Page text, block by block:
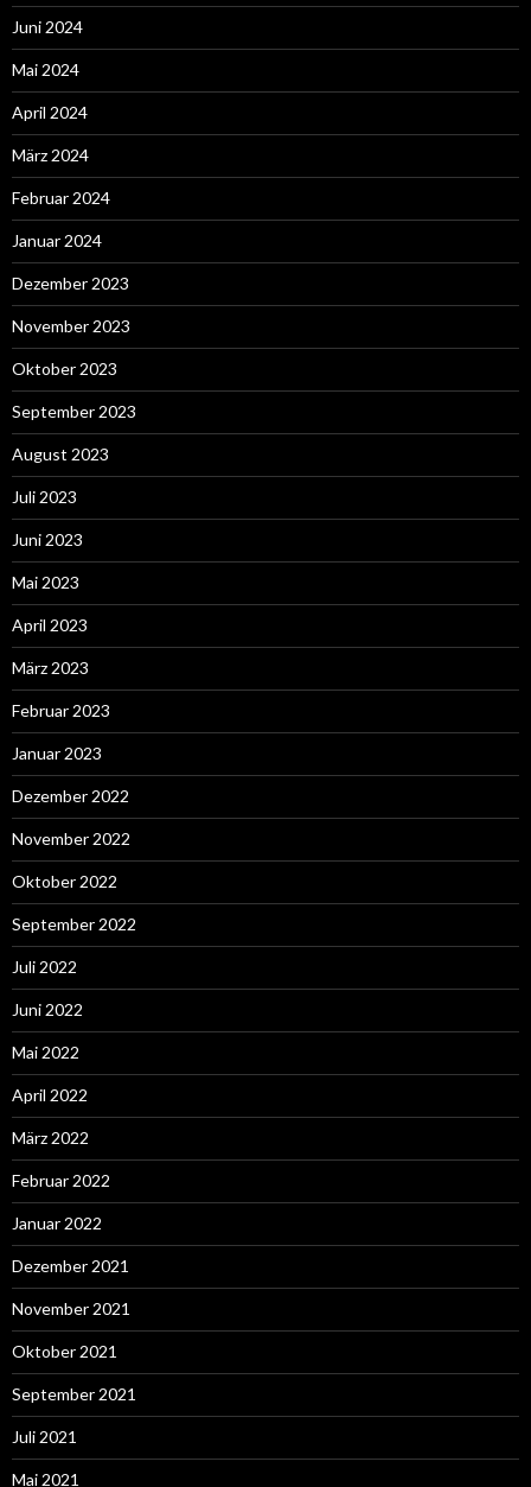
Juni 2024
Mai 2024
April 2024
März 2024
Februar 2024
Januar 2024
Dezember 2023
November 2023
Oktober 2023
September 2023
August 2023
Juli 2023
Juni 2023
Mai 2023
April 2023
März 2023
Februar 2023
Januar 2023
Dezember 2022
November 2022
Oktober 2022
September 2022
Juli 2022
Juni 2022
Mai 2022
April 2022
März 2022
Februar 2022
Januar 2022
Dezember 2021
November 2021
Oktober 2021
September 2021
Juli 2021
Mai 2021